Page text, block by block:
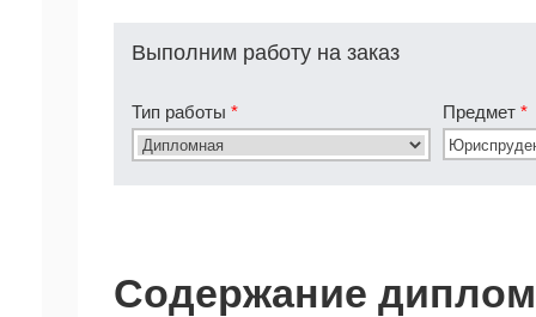
Выполним работу на заказ
Тип работы * Предмет *
Содержание